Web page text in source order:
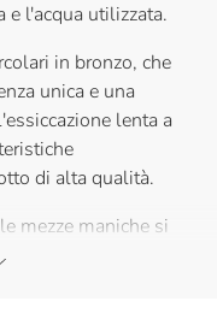
l'acqua utilizzata.
in bronzo, che
unica e una
lenta a
di alta qualità.
mezze maniche si
o condimenti a base